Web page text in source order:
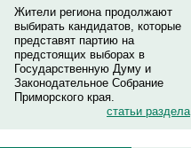
Жители региона продолжают
выбирать кандидатов, которые
представят партию на
предстоящих выборах в
Государственную Думу и
Законодательное Собрание
Приморского края.
статьи раздела